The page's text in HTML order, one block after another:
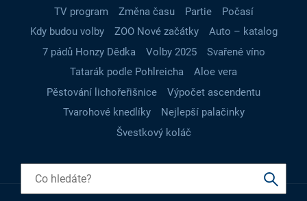
TV program
Změna času Partie
Počasí
Kdy budou volby
ZOO Nové začátky
Auto – katalog
7 pádů Honzy Dědka
Volby 2025
Svařené víno
Tatarák podle Pohlreicha
Aloe vera
Pěstování lichořeřišnice
Výpočet ascendentu
Tvarohové knedlíky
Nejlepší palačinky
Švestkový koláč